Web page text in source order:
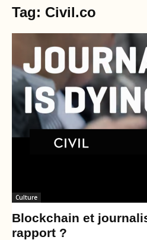
Tag: Civil.co
Culture
Blockchain et
rapport ?